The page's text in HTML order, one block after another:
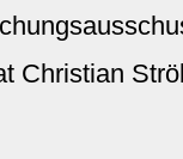
Christian